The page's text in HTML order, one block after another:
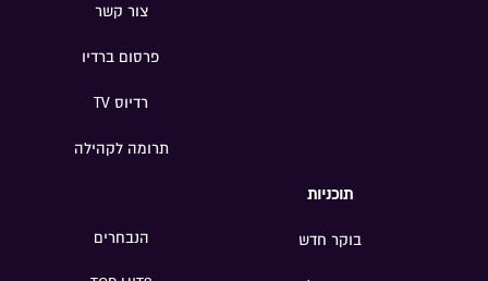
צור קשר
פרסום ברדיו
רדיוס TV
תרומה לקהילה
תוכניות
בוקר חדש הנבחרים